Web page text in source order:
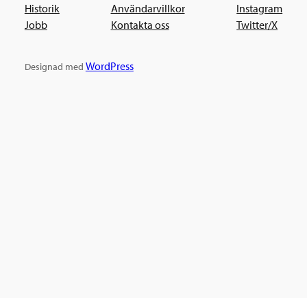
Historik
Jobb
Användarvillkor
Kontakta oss
Instagram
Twitter/X
Designad med WordPress